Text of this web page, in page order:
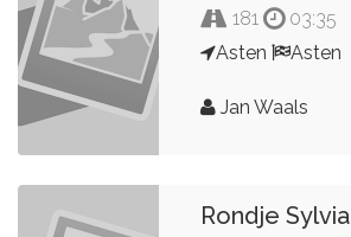
181
03:35
Asten
Asten
Jan Waals
Rondje Sylvia